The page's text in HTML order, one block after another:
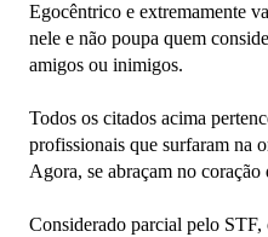
Egocêntrico e extremamente
nele e não poupa quem
amigos ou inimigos.
Todos os citados acima
profissionais que surfaram na
Agora, se abraçam no coração
Considerado parcial pelo